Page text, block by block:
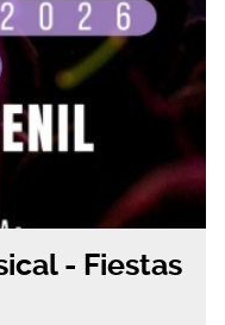
- Fiestas